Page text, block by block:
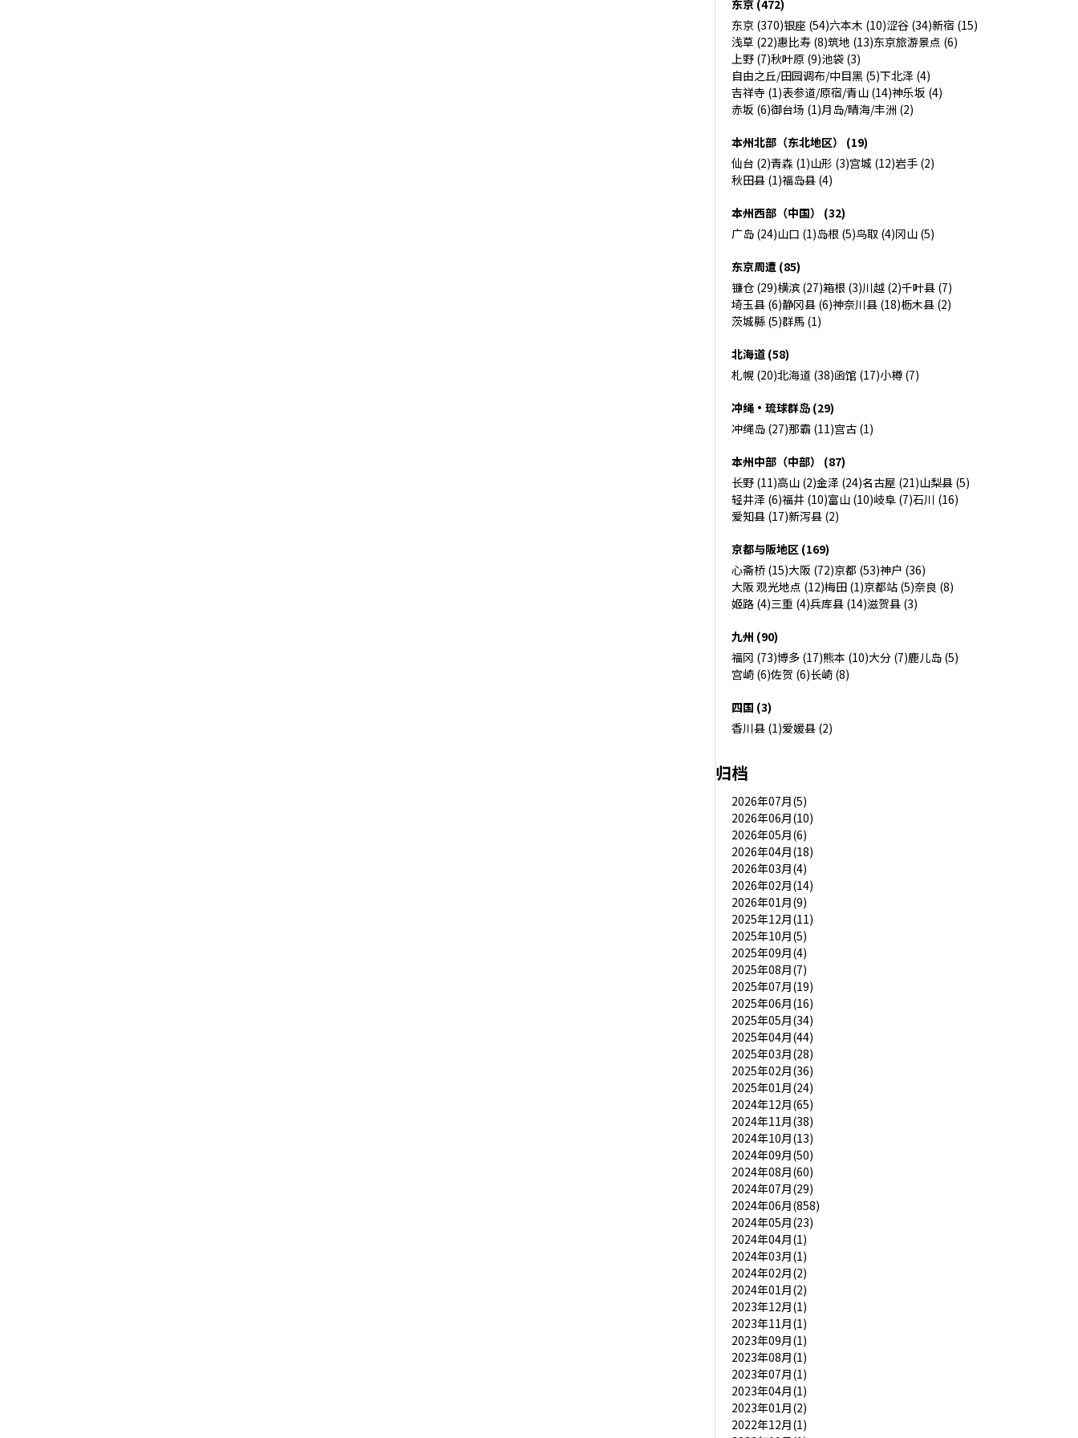
东京 (472)
东京 (370)银座 (54)六本木 (10)涩谷 (34)新宿 (15)
浅草 (22)惠比寿 (8)筑地 (13)东京旅游景点 (6)
上野 (7)秋叶原 (9)池袋 (3)
自由之丘/田园调布/中目黑 (5)下北泽 (4)
吉祥寺 (1)表参道/原宿/青山 (14)神乐坂 (4)
赤坂 (6)御台场 (1)月岛/晴海/丰洲 (2)
本州北部（东北地区） (19)
仙台 (2)青森 (1)山形 (3)宫城 (12)岩手 (2)
秋田县 (1)福岛县 (4)
本州西部（中国） (32)
广岛 (24)山口 (1)岛根 (5)鸟取 (4)冈山 (5)
东京周遭 (85)
镰仓 (29)横滨 (27)箱根 (3)川越 (2)千叶县 (7)
埼玉县 (6)静冈县 (6)神奈川县 (18)枥木县 (2)
茨城縣 (5)群馬 (1)
北海道 (58)
札幌 (20)北海道 (38)函馆 (17)小樽 (7)
冲绳・琉球群岛 (29)
冲绳岛 (27)那霸 (11)宫古 (1)
本州中部（中部） (87)
长野 (11)高山 (2)金泽 (24)名古屋 (21)山梨县 (5)
轻井泽 (6)福井 (10)富山 (10)岐阜 (7)石川 (16)
爱知县 (17)新泻县 (2)
京都与阪地区 (169)
心斋桥 (15)大阪 (72)京都 (53)神户 (36)
大阪 观光地点 (12)梅田 (1)京都站 (5)奈良 (8)
姬路 (4)三重 (4)兵库县 (14)滋贺县 (3)
九州 (90)
福冈 (73)博多 (17)熊本 (10)大分 (7)鹿儿岛 (5)
宫崎 (6)佐贺 (6)长崎 (8)
四国 (3)
香川县 (1)爱媛县 (2)
归档
2026年07月(5)
2026年06月(10)
2026年05月(6)
2026年04月(18)
2026年03月(4)
2026年02月(14)
2026年01月(9)
2025年12月(11)
2025年10月(5)
2025年09月(4)
2025年08月(7)
2025年07月(19)
2025年06月(16)
2025年05月(34)
2025年04月(44)
2025年03月(28)
2025年02月(36)
2025年01月(24)
2024年12月(65)
2024年11月(38)
2024年10月(13)
2024年09月(50)
2024年08月(60)
2024年07月(29)
2024年06月(858)
2024年05月(23)
2024年04月(1)
2024年03月(1)
2024年02月(2)
2024年01月(2)
2023年12月(1)
2023年11月(1)
2023年09月(1)
2023年08月(1)
2023年07月(1)
2023年04月(1)
2023年01月(2)
2022年12月(1)